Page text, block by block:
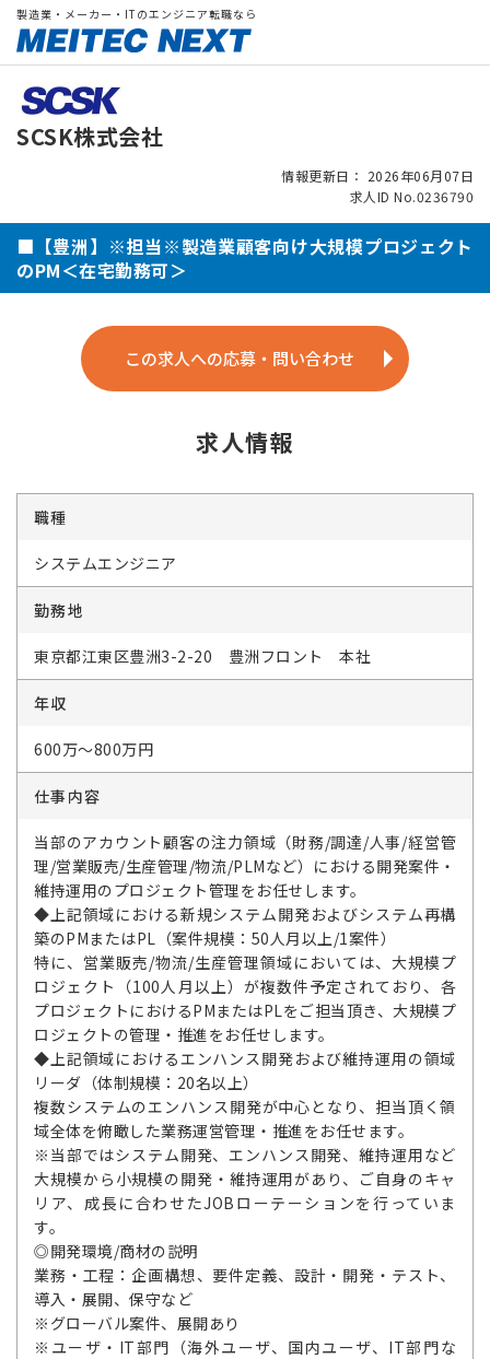
製造業・メーカー・ITのエンジニア転職なら
SCSK株式会社
情報更新日： 2026年06月07日
求人ID No.0236790
■【豊洲】※担当※製造業顧客向け大規模プロジェクト
のPM＜在宅勤務可＞
この求人への応募・問い合わせ
求人情報
職種
システムエンジニア
勤務地
東京都江東区豊洲3-2-20 豊洲フロント 本社
年収
600万～800万円
仕事内容
当部のアカウント顧客の注力領域（財務/調達/人事/経営管
理/営業販売/生産管理/物流/PLMなど）における開発案件・
維持運用のプロジェクト管理をお任せします。
◆上記領域における新規システム開発およびシステム再構
築のPMまたはPL（案件規模：50人月以上/1案件）
特に、営業販売/物流/生産管理領域においては、大規模プ
ロジェクト（100人月以上）が複数件予定されており、各
プロジェクトにおけるPMまたはPLをご担当頂き、大規模プ
ロジェクトの管理・推進をお任せします。
◆上記領域におけるエンハンス開発および維持運用の領域
リーダ（体制規模：20名以上）
複数システムのエンハンス開発が中心となり、担当頂く領
域全体を俯瞰した業務運営管理・推進をお任せます。
※当部ではシステム開発、エンハンス開発、維持運用など
大規模から小規模の開発・維持運用があり、ご自身のキャ
リア、成長に合わせたJOBローテーションを行っていま
す。
◎開発環境/商材の説明
業務・工程：企画構想、要件定義、設計・開発・テスト、
導入・展開、保守など
※グローバル案件、展開あり
※ユーザ・IT部門（海外ユーザ、国内ユーザ、IT部門な